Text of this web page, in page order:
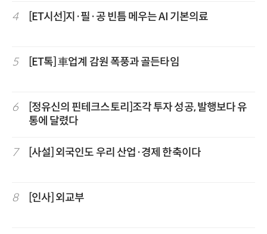
4 [ET시선]지·필·공 빈틈 메우는 AI 기본의료
5 [ET톡] 車업계 감원 폭풍과 골든타임
6
[정유신의 핀테크스토리]조각 투자 성공, 발행보다 유
통에 달렸다
7 [사설] 외국인도 우리 산업·경제 한축이다
8 [인사] 외교부